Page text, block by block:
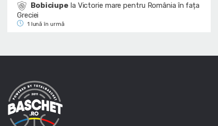
Bobiciupe la Victorie mare pentru România în fața
Greciei
1 lună în urmă